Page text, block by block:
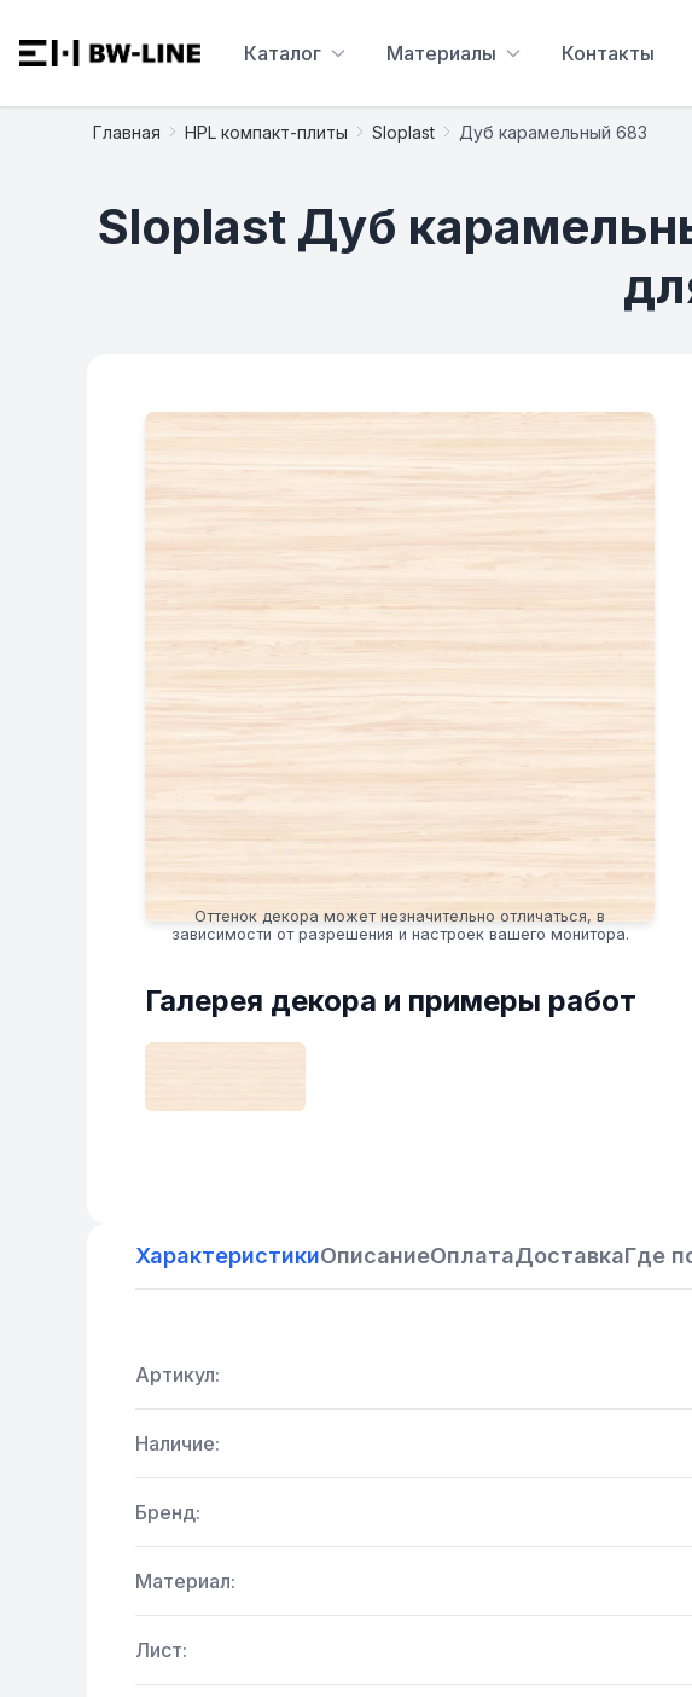
Каталог Материалы Контакты
Главная HPL компакт-плиты Sloplast Дуб карамельный 683
Sloplast Дуб
Оттенок декора может незначительно отличаться, в
зависимости от разрешения и настроек вашего монитора.
Галерея декора и примеры работ
ХарактеристикиОписаниеОплатаДоставкаГде
Артикул:
Наличие:
Бренд:
Материал:
Лист: